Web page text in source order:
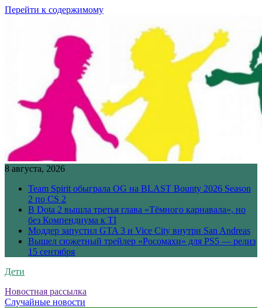
Перейти к содержимому
8 августа, 2026
Team Spirit обыграла OG на BLAST Bounty 2026 Season
2 по CS 2
В Dota 2 вышла третья глава «Тёмного карнавала», но
без Компендиума к TI
Моддер запустил GTA 3 и Vice City внутри San Andreas
Вышел сюжетный трейлер «Росомахи» для PS5 — релиз
15 сентября
Дети
Новостная рассылка
Случайные новости